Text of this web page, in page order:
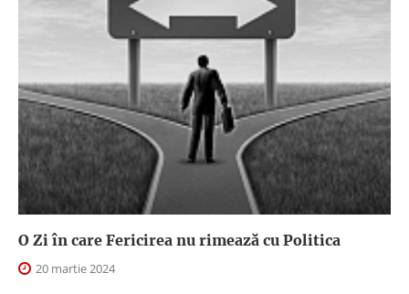
O Zi în care Fericirea nu rimează cu Politica
20 martie 2024